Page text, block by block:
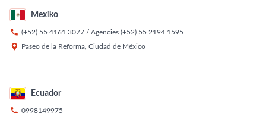
Mexiko
 (+52) 55 4161 3077 / Agencies (+52) 55 2194 1595
 Paseo de la Reforma, Ciudad de México
Ecuador
 0998149975